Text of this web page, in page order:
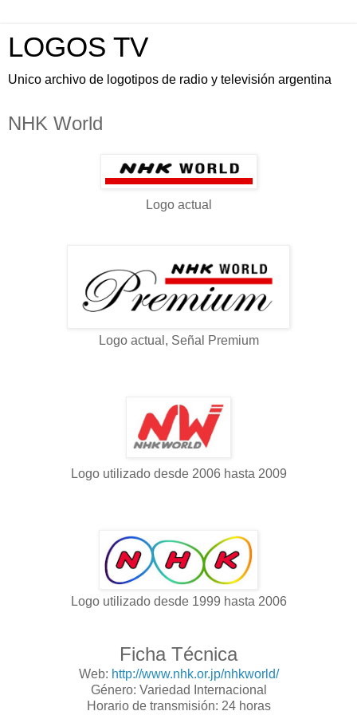
LOGOS TV
Unico archivo de logotipos de radio y televisión argentina
NHK World
Logo actual
Logo actual, Señal Premium
Logo utilizado desde 2006 hasta 2009
Logo utilizado desde 1999 hasta 2006
Ficha Técnica
Web: http://www.nhk.or.jp/nhkworld/
Género: Variedad Internacional
Horario de transmisión: 24 horas